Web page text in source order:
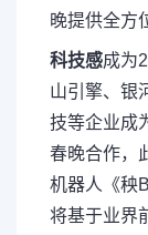
晚提供全方
科技感成为
山引擎、银
技等企业成
春晚合作，
机器人《秧
将基于业界